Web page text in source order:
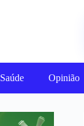
Saúde Opinião